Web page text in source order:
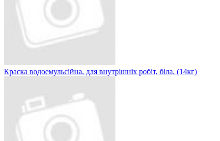
Краска водоемульсійна, для внутрішніх робіт, біла. (14кг)